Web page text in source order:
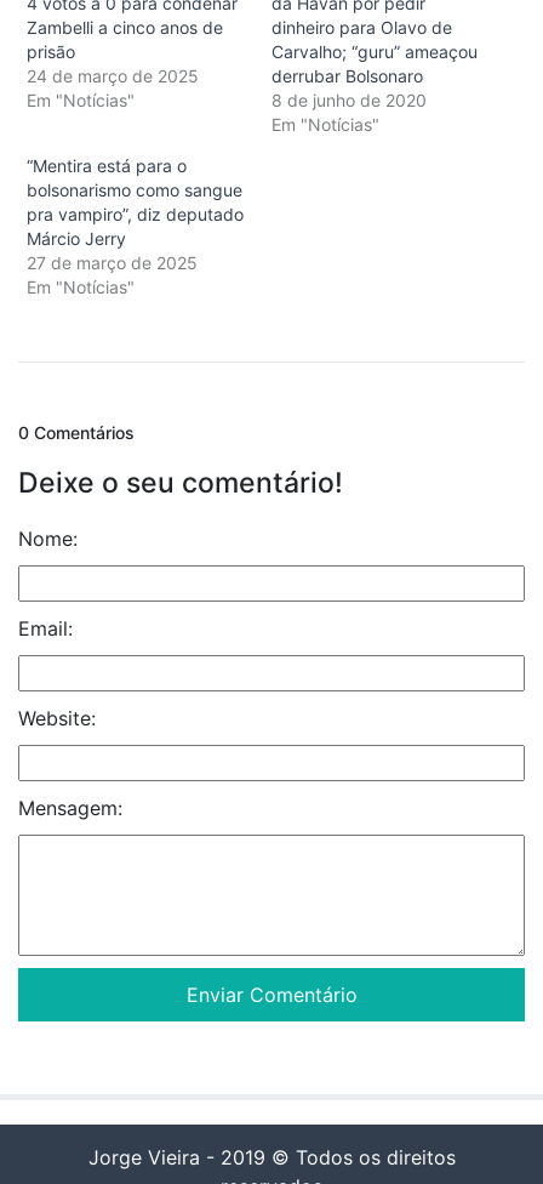
Zambelli a cinco anos de
prisão
24 de março de 2025
Em "Notícias"
dinheiro para Olavo de
Carvalho; “guru” ameaçou
derrubar Bolsonaro
8 de junho de 2020
Em "Notícias"
“Mentira está para o
bolsonarismo como sangue
pra vampiro”, diz deputado
Márcio Jerry
27 de março de 2025
Em "Notícias"
0 Comentários
Deixe o seu comentário!
Nome:
Email:
Website:
Mensagem:
Jorge Vieira - 2019 © Todos os direitos